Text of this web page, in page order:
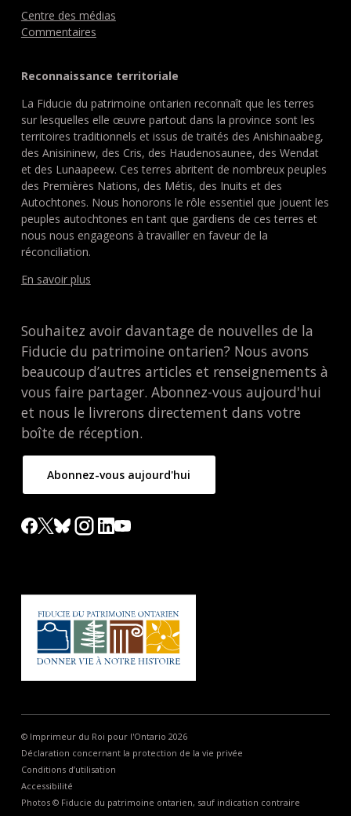
Centre des médias
Commentaires
Reconnaissance territoriale
La Fiducie du patrimoine ontarien reconnaît que les terres
sur lesquelles elle œuvre partout dans la province sont les
territoires traditionnels et issus de traités des Anishinaabeg,
des Anisininew, des Cris, des Haudenosaunee, des Wendat
et des Lunaapeew. Ces terres abritent de nombreux peuples
des Premières Nations, des Métis, des Inuits et des
Autochtones. Nous honorons le rôle essentiel que jouent les
peuples autochtones en tant que gardiens de ces terres et
nous nous engageons à travailler en faveur de la
réconciliation.
En savoir plus
Souhaitez avoir davantage de nouvelles de la
Fiducie du patrimoine ontarien? Nous avons
beaucoup d’autres articles et renseignements à
vous faire partager. Abonnez-vous aujourd'hui
et nous le livrerons directement dans votre
boîte de réception.
Abonnez-vous aujourd'hui
© Imprimeur du Roi pour l'Ontario 2026
Déclaration concernant la protection de la vie privée
Conditions d’utilisation
Accessibilité
Photos © Fiducie du patrimoine ontarien, sauf indication contraire